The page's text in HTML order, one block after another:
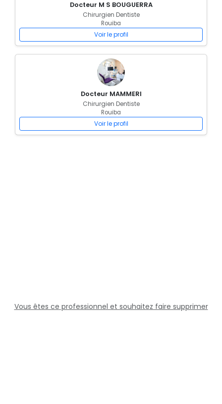
Docteur M S BOUGUERRA
Chirurgien Dentiste
Rouiba
Voir le profil
Docteur MAMMERI
Chirurgien Dentiste
Rouiba
Voir le profil
Vous êtes ce professionnel et souhaitez faire supprimer